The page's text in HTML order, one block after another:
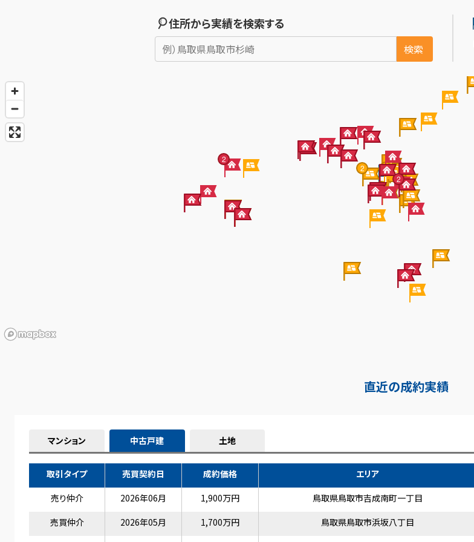
住所から実績を検索する
検索
2
2
2
2
2
直近の成約実績
マンション 中古戸建 土地
取引タイプ 売買契約日 成約価格 エリア
売り仲介
2026年06月 1,900万円 鳥取県鳥取市吉成南町一丁目
売買仲介
2026年05月 1,700万円 鳥取県鳥取市浜坂八丁目